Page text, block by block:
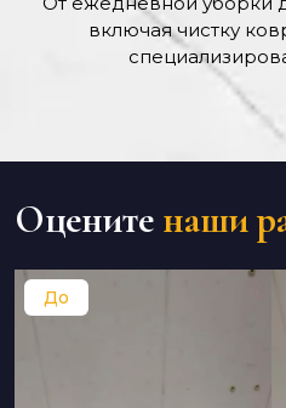
включая чистку
Оцените наши